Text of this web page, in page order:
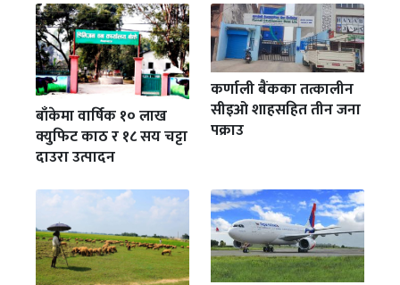
बाँकेमा वार्षिक १० लाख
क्युफिट काठ र १८ सय चट्टा
दाउरा उत्पादन
कर्णाली बैंकका तत्कालीन
सीइओ शाहसहित तीन जना
पक्राउ